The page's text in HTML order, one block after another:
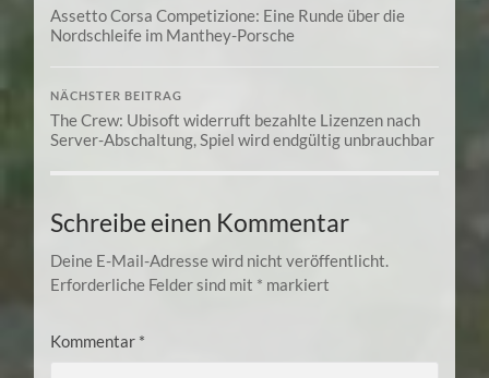
Assetto Corsa Competizione: Eine Runde über die
Nordschleife im Manthey-Porsche
NÄCHSTER BEITRAG
The Crew: Ubisoft widerruft bezahlte Lizenzen nach
Server-Abschaltung, Spiel wird endgültig unbrauchbar
Schreibe einen Kommentar
Deine E-Mail-Adresse wird nicht veröffentlicht.
Erforderliche Felder sind mit * markiert
Kommentar *